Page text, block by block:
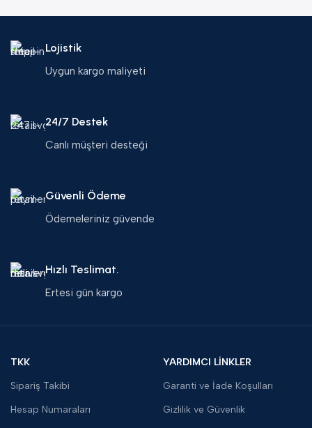
Lojistik
Uygun kargo maliyeti
24/7 Destek
Canlı müşteri desteği
Güvenli Ödeme
Ödemeleriniz güvende
Hızlı Teslimat.
Ertesi gün kargo
TKK
Sipariş Takibi
Hesap Numaraları
YARDIMCI LİNKLER
Garanti ve İade Koşulları
Gizlilik ve Güvenlik